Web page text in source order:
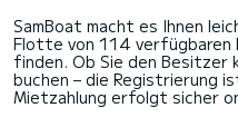
SamBoat macht es Ihnen
Flotte von 114 verfügbaren
finden. Ob Sie den
buchen – die Registrierung
Mietzahlung erfolgt sicher